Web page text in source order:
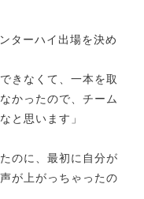
ターハイ出場を決め
きなくて、一本を取
かったので、チーム
と思います」
のに、最初に自分が
が上がっちゃったの